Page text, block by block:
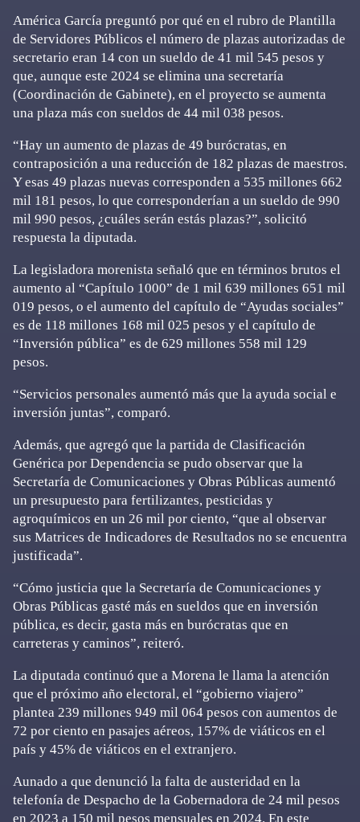
América García preguntó por qué en el rubro de Plantilla
de Servidores Públicos el número de plazas autorizadas de
secretario eran 14 con un sueldo de 41 mil 545 pesos y
que, aunque este 2024 se elimina una secretaría
(Coordinación de Gabinete), en el proyecto se aumenta
una plaza más con sueldos de 44 mil 038 pesos.
“Hay un aumento de plazas de 49 burócratas, en
contraposición a una reducción de 182 plazas de maestros.
Y esas 49 plazas nuevas corresponden a 535 millones 662
mil 181 pesos, lo que corresponderían a un sueldo de 990
mil 990 pesos, ¿cuáles serán estás plazas?”, solicitó
respuesta la diputada.
La legisladora morenista señaló que en términos brutos el
aumento al “Capítulo 1000” de 1 mil 639 millones 651 mil
019 pesos, o el aumento del capítulo de “Ayudas sociales”
es de 118 millones 168 mil 025 pesos y el capítulo de
“Inversión pública” es de 629 millones 558 mil 129
pesos.
“Servicios personales aumentó más que la ayuda social e
inversión juntas”, comparó.
Además, que agregó que la partida de Clasificación
Genérica por Dependencia se pudo observar que la
Secretaría de Comunicaciones y Obras Públicas aumentó
un presupuesto para fertilizantes, pesticidas y
agroquímicos en un 26 mil por ciento, “que al observar
sus Matrices de Indicadores de Resultados no se encuentra
justificada”.
“Cómo justicia que la Secretaría de Comunicaciones y
Obras Públicas gasté más en sueldos que en inversión
pública, es decir, gasta más en burócratas que en
carreteras y caminos”, reiteró.
La diputada continuó que a Morena le llama la atención
que el próximo año electoral, el “gobierno viajero”
plantea 239 millones 949 mil 064 pesos con aumentos de
72 por ciento en pasajes aéreos, 157% de viáticos en el
país y 45% de viáticos en el extranjero.
Aunado a que denunció la falta de austeridad en la
telefonía de Despacho de la Gobernadora de 24 mil pesos
en 2023 a 150 mil pesos mensuales en 2024. En este